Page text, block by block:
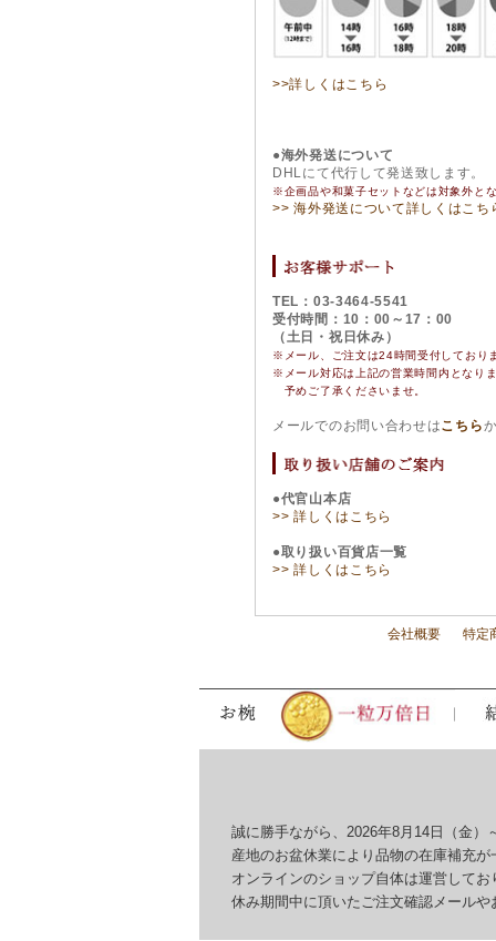
>>詳しくはこちら
●海外発送について
DHLにて代行して発送致します。
※企画品や和菓子セットなどは対象外と
>> 海外発送について詳しくはこち
TEL：03-3464-5541
受付時間：10：00～17：00
（土日・祝日休み）
※メール、ご注文は24時間受付しており
※ メール対応は上記の営業時間内となり
予めご了承くださいませ。
メールでのお問い合わせはこちら
●代官山本店
>> 詳しくはこちら
●取り扱い百貨店一覧
>> 詳しくはこちら
会社概要 特定
誠に勝手ながら、2026年8月14日（金）
産地のお盆休業により品物の在庫補充が
オンラインのショップ自体は運営してお
休み期間中に頂いたご注文確認メールや